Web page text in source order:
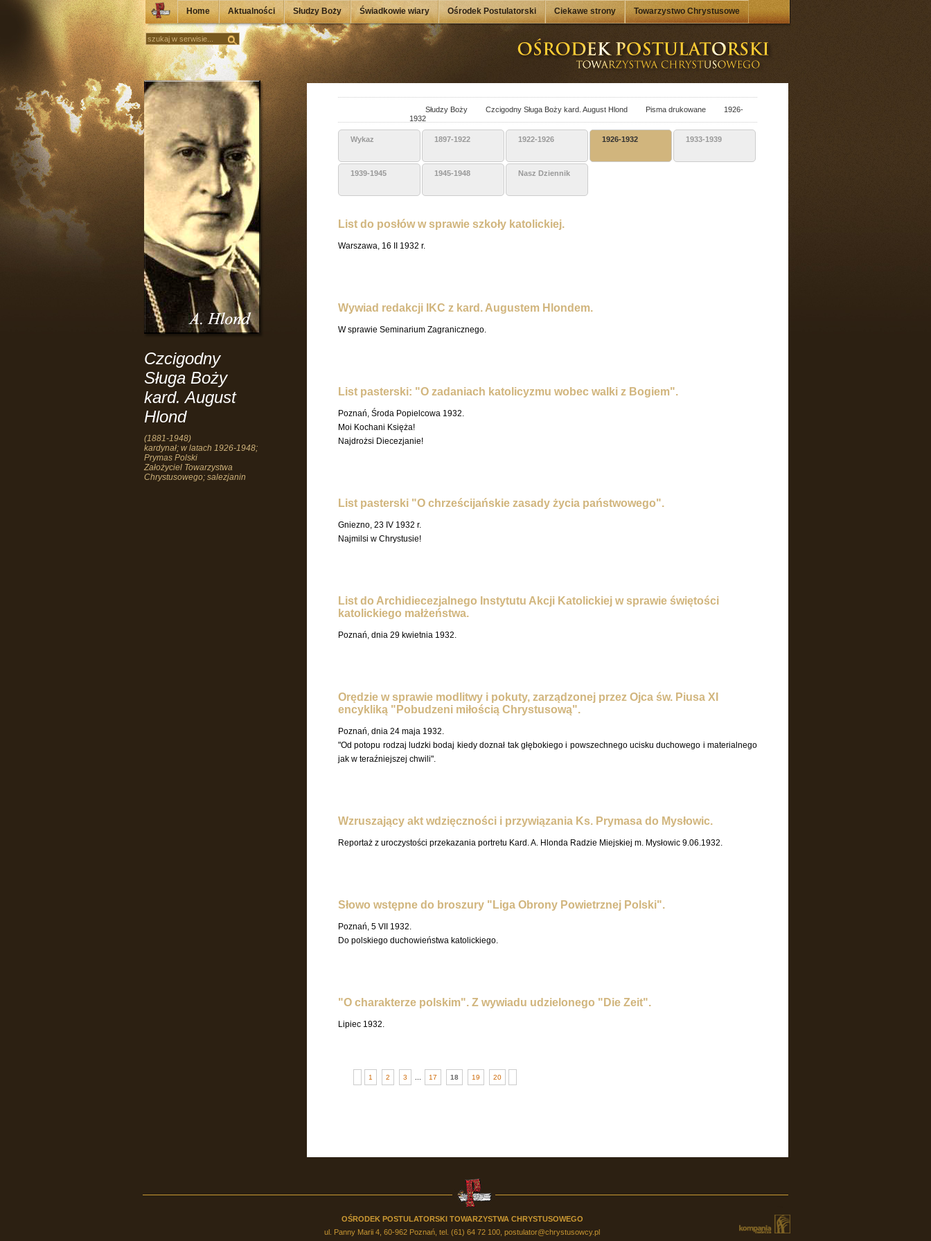
Home Aktualności Słudzy Boży Świadkowie wiary Ośrodek Postulatorski Ciekawe strony Towarzystwo Chrystusowe
Czcigodny
Sługa Boży
kard. August
Hlond
(1881-1948)
kardynał; w latach 1926-1948;
Prymas Polski
Założyciel Towarzystwa
Chrystusowego; salezjanin
Słudzy Boży Czcigodny Sługa Boży kard. August Hlond Pisma drukowane
1926-
1932
Wykaz 1897-1922 1922-1926 1926-1932 1933-1939
1939-1945 1945-1948 Nasz Dziennik
List do posłów w sprawie szkoły katolickiej.
Warszawa, 16 II 1932 r.
Wywiad redakcji IKC z kard. Augustem Hlondem.
W sprawie Seminarium Zagranicznego.
List pasterski: "O zadaniach katolicyzmu wobec walki z Bogiem".
Poznań, Środa Popielcowa 1932.
Moi Kochani Księża!
Najdrożsi Diecezjanie!
List pasterski "O chrześcijańskie zasady życia państwowego".
Gniezno, 23 IV 1932 r.
Najmilsi w Chrystusie!
List do Archidiecezjalnego Instytutu Akcji Katolickiej w sprawie świętości
katolickiego małżeństwa.
Poznań, dnia 29 kwietnia 1932.
Orędzie w sprawie modlitwy i pokuty, zarządzonej przez Ojca św. Piusa XI
encykliką "Pobudzeni miłością Chrystusową".
Poznań, dnia 24 maja 1932.
"Od potopu rodzaj ludzki bodaj kiedy doznał tak głębokiego i powszechnego ucisku duchowego i materialnego
jak w teraźniejszej chwili".
Wzruszający akt wdzięczności i przywiązania Ks. Prymasa do Mysłowic.
Reportaż z uroczystości przekazania portretu Kard. A. Hlonda Radzie Miejskiej m. Mysłowic 9.06.1932.
Słowo wstępne do broszury "Liga Obrony Powietrznej Polski".
Poznań, 5 VII 1932.
Do polskiego duchowieństwa katolickiego.
"O charakterze polskim". Z wywiadu udzielonego "Die Zeit".
Lipiec 1932.
1 2 3 17 18 19 20
OŚRODEK POSTULATORSKI TOWARZYSTWA CHRYSTUSOWEGO
ul. Panny Marii 4, 60-962 Poznań, tel. (61) 64 72 100, postulator@chrystusowcy.pl